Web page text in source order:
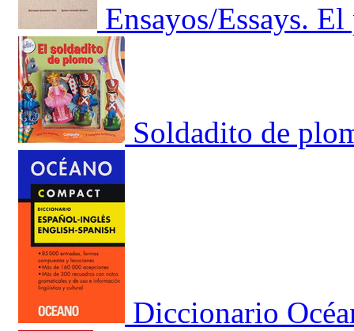
Ensayos/Essays.
Soldadito de
Diccionario